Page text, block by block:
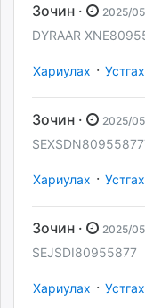
Зочин · 2025/
DYRAAR
Хариулах · Устгах
Зочин · 2025/
Хариулах · Устгах
Зочин · 2025/
SEJSDI80955877
Хариулах · Устгах